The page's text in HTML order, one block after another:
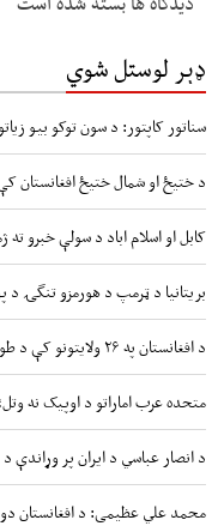
ډېر لوستل شوي
سناتور کاپتور: د سون توکو بیو
د ختیځ او شمال ختیځ افغانستان
کابل او اسلام اباد د سولې خبرو
بریتانیا د ټرمپ د هورمزو تنگۍ د
د افغانستان په ۲۶ ولایتونو کې د طوفانونو او سیلابونو شدید خطر
متحده عرب اماراتو د اوپیک نه
د انصار عباسي د ایران پر
محمد علي عظیمی: د افغانستان